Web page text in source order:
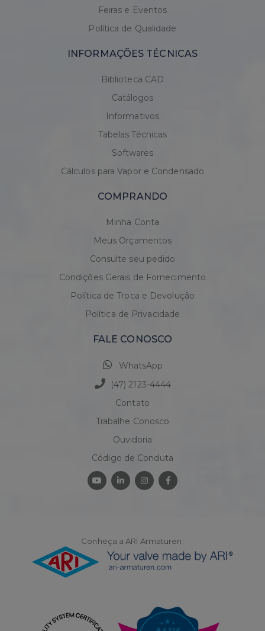
Feiras e Eventos
Política de Qualidade
INFORMAÇÕES TÉCNICAS
Biblioteca CAD
Catálogos
Informativos
Tabelas Técnicas
Softwares
Cálculos para Vapor e Condensado
COMPRANDO
Minha Conta
Meus Orçamentos
Consulte seu pedido
Condições Gerais de Fornecimento
Política de Troca e Devolução
Política de Privacidade
FALE CONOSCO
WhatsApp
(47) 2123-4444
Contato
Trabalhe Conosco
Ouvidoria
Código de Conduta
Conheça a ARI Armaturen: